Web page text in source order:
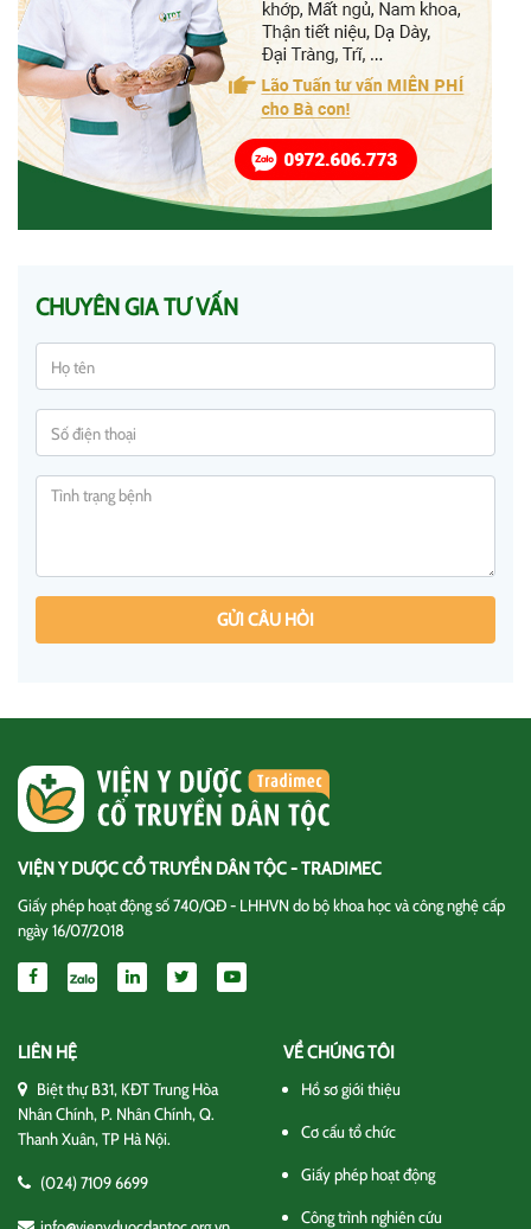
CHUYÊN GIA TƯ VẤN
GỬI CÂU HỎI
VIỆN Y DƯỢC CỔ TRUYỀN DÂN TỘC - TRADIMEC
Giấy phép hoạt động số 740/QĐ - LHHVN do bộ khoa học và công nghệ cấp
ngày 16/07/2018
LIÊN HỆ
Biệt thự B31, KĐT Trung Hòa
Nhân Chính, P. Nhân Chính, Q.
Thanh Xuân, TP Hà Nội.
(024) 7109 6699
VỀ CHÚNG TÔI
Hồ sơ giới thiệu
Cơ cấu tổ chức
Giấy phép hoạt động
Công trình nghiên cứu